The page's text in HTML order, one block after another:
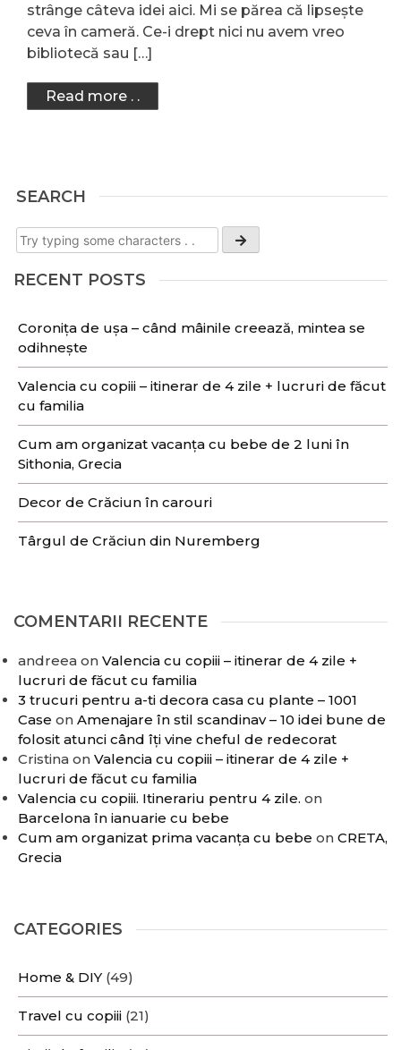
SEARCH
RECENT POSTS
Coronița de ușa – când mâinile creează, mintea se
odihnește
Valencia cu copiii – itinerar de 4 zile + lucruri de făcut
cu familia
Cum am organizat vacanța cu bebe de 2 luni în
Sithonia, Grecia
Decor de Crăciun în carouri
Târgul de Crăciun din Nuremberg
COMENTARII RECENTE
andreea on Valencia cu copiii – itinerar de 4 zile +
lucruri de făcut cu familia
3 trucuri pentru a-ti decora casa cu plante – 1001
Case on Amenajare în stil scandinav – 10 idei bune de
folosit atunci când îți vine cheful de redecorat
Cristina on Valencia cu copiii – itinerar de 4 zile +
lucruri de făcut cu familia
Valencia cu copiii. Itinerariu pentru 4 zile. on
Barcelona în ianuarie cu bebe
Cum am organizat prima vacanța cu bebe on CRETA,
Grecia
CATEGORIES
Home & DIY (49)
Travel cu copiii (21)
strânge câteva idei aici. Mi se părea că lipsește
ceva în cameră. Ce-i drept nici nu avem vreo
bibliotecă sau […]
Read more . .